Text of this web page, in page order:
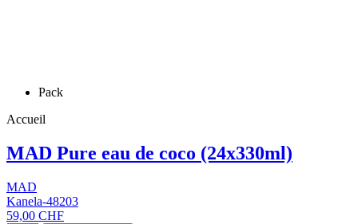
Pack
Accueil
MAD Pure eau de coco (24x330ml)
MAD
Kanela-48203
59,00 CHF